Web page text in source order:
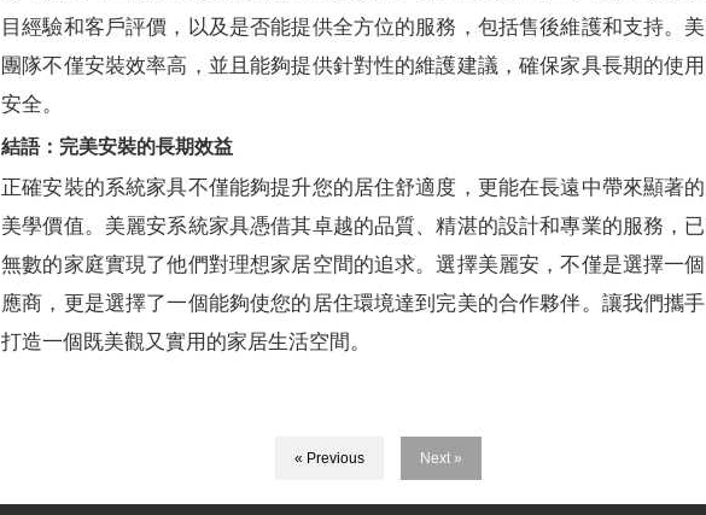
目經驗和客戶評價，以及是否能提供全方位的服務，包括售後維護和支持。
團隊不僅安裝效率高，並且能夠提供針對性的維護建議，確保家具長期的使
安全。
結語：完美安裝的長期效益
正確安裝的系統家具不僅能夠提升您的居住舒適度，更能在長遠中帶來顯著
美學價值。美麗安系統家具憑借其卓越的品質、精湛的設計和專業的服務，
無數的家庭實現了他們對理想家居空間的追求。選擇美麗安，不僅是選擇一
應商，更是選擇了一個能夠使您的居住環境達到完美的合作夥伴。讓我們攜手
打造一個既美觀又實用的家居生活空間。
« Previous Next »